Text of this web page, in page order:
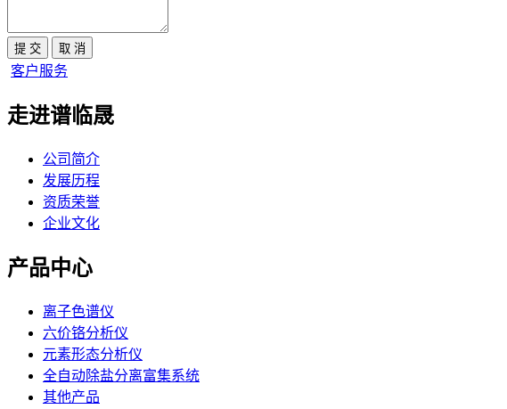
客户服务
走进谱临晟
公司简介
发展历程
资质荣誉
企业文化
产品中心
离子色谱仪
六价铬分析仪
元素形态分析仪
全自动除盐分离富集系统
其他产品